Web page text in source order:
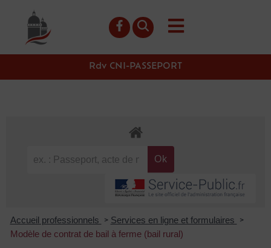
principal
Rdv CNI-PASSEPORT
Accueil professionnels > Services en ligne et formulaires >
Modèle de contrat de bail à ferme (bail rural)